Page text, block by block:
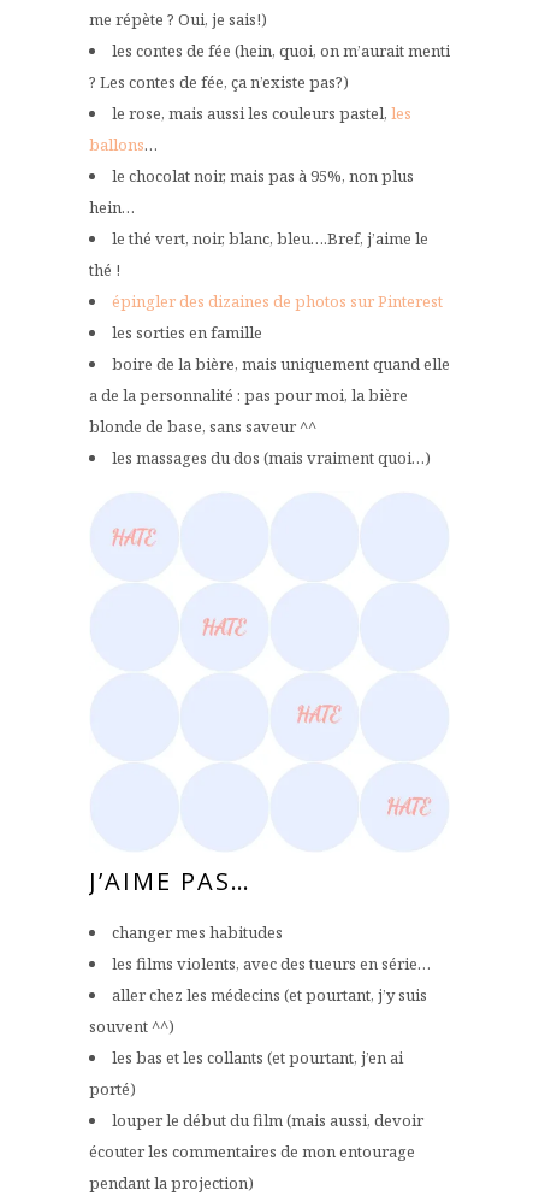
me répète ? Oui, je sais!)
les contes de fée (hein, quoi, on m’aurait menti
? Les contes de fée, ça n’existe pas?)
le rose, mais aussi les couleurs pastel, les
ballons…
le chocolat noir, mais pas à 95%, non plus
hein…
le thé vert, noir, blanc, bleu….Bref, j’aime le
thé !
épingler des dizaines de photos sur Pinterest
les sorties en famille
boire de la bière, mais uniquement quand elle
a de la personnalité : pas pour moi, la bière
blonde de base, sans saveur ^^
les massages du dos (mais vraiment quoi…)
J’AIME PAS…
changer mes habitudes
les films violents, avec des tueurs en série…
aller chez les médecins (et pourtant, j’y suis
souvent ^^)
les bas et les collants (et pourtant, j’en ai
porté)
louper le début du film (mais aussi, devoir
écouter les commentaires de mon entourage
pendant la projection)